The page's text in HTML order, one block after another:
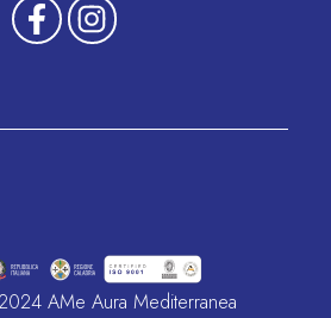
AMe Aura Mediterranea